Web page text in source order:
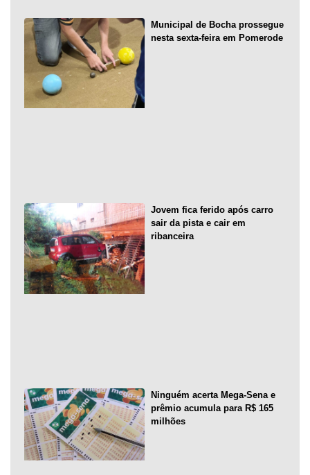
Municipal de Bocha prossegue
nesta sexta-feira em Pomerode
Jovem fica ferido após carro
sair da pista e cair em
ribanceira
Ninguém acerta Mega-Sena e
prêmio acumula para R$ 165
milhões